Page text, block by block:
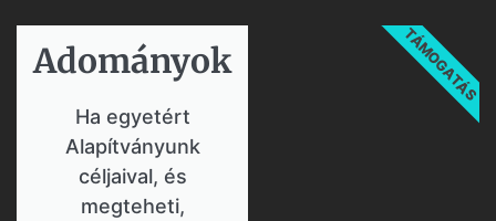
Adományok​
Ha egyetért
Alapítványunk
céljaival, és
megteheti,
TÁMOGATÁS